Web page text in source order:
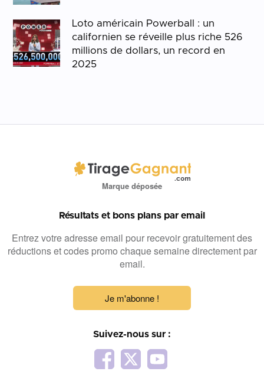
Loto américain Powerball : un
californien se réveille plus riche 526
millions de dollars, un record en
2025
Marque déposée
Résultats et bons plans par email
Entrez votre adresse email pour recevoir gratuitement des
réductions et codes promo chaque semaine directement par
email.
Je m'abonne !
Suivez-nous sur :